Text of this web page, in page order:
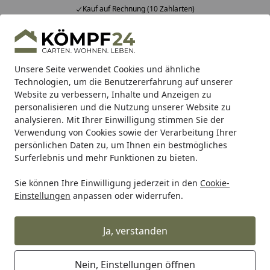
Unsere Seite verwendet Cookies und ähnliche
Technologien, um die Benutzererfahrung auf unserer
Website zu verbessern, Inhalte und Anzeigen zu
personalisieren und die Nutzung unserer Website zu
analysieren. Mit Ihrer Einwilligung stimmen Sie der
Verwendung von Cookies sowie der Verarbeitung Ihrer
persönlichen Daten zu, um Ihnen ein bestmögliches
Surferlebnis und mehr Funktionen zu bieten.
Sie können Ihre Einwilligung jederzeit in den Cookie-
Einstellungen anpassen oder widerrufen.
Ja, verstanden
Nein, Einstellungen öffnen
Kauf auf Rechnung (10 Zahlarten)
Alle Produkte
Mein Konto
Suchen
Startseite
Die Lärche
Die Lärche
Lesezeit: 2 min.
Erstellt am: 15.01.2019,Aktualisiert am: 19.04.2022
ein sommergrüner Nadelbaum und hauptsächlich in den
im Spätherbst seine Nadeln abwirft.
Über welche Eigenschaften verfügt Lärchenholz als